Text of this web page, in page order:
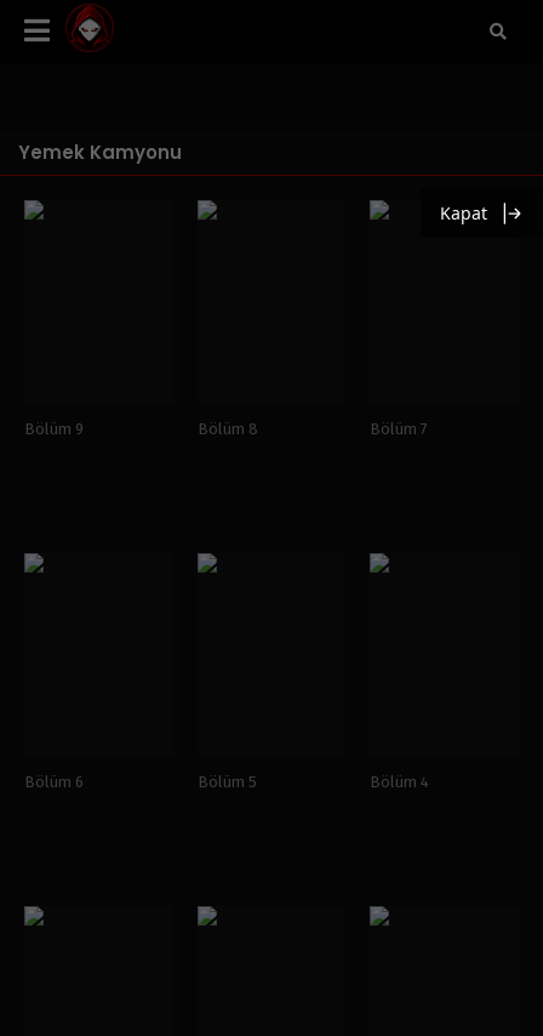
Yemek Kamyonu
Bölüm 9 Bölüm 8 Bölüm 7
Bölüm 6 Bölüm 5 Bölüm 4
Kapat